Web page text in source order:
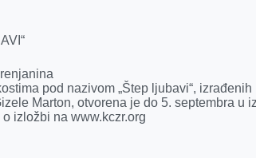
pod nazivom „Štep ljubavi“,
Marton, otvorena je do 5. septembra u
izložbi na www.kczr.org